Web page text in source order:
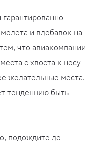
и вдобавок на
что авиакомпании
с хвоста к носу
желательные места.
тенденцию быть
подождите до